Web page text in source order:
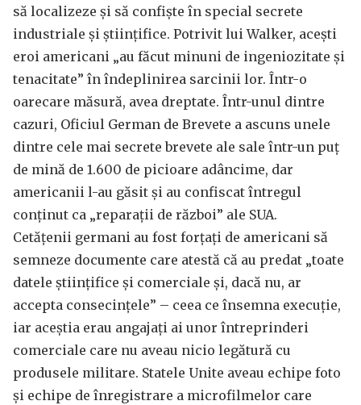
să localizeze și să confiște în special secrete
industriale și științifice. Potrivit lui Walker, acești
eroi americani „au făcut minuni de ingeniozitate și
tenacitate” în îndeplinirea sarcinii lor. Într-o
oarecare măsură, avea dreptate. Într-unul dintre
cazuri, Oficiul German de Brevete a ascuns unele
dintre cele mai secrete brevete ale sale într-un puț
de mină de 1.600 de picioare adâncime, dar
americanii l-au găsit și au confiscat întregul
conținut ca „reparații de război” ale SUA.
Cetățenii germani au fost forțați de americani să
semneze documente care atestă că au predat „toate
datele științifice și comerciale și, dacă nu, ar
accepta consecințele” – ceea ce însemna execuție,
iar aceștia erau angajați ai unor întreprinderi
comerciale care nu aveau nicio legătură cu
produsele militare. Statele Unite aveau echipe foto
și echipe de înregistrare a microfilmelor care